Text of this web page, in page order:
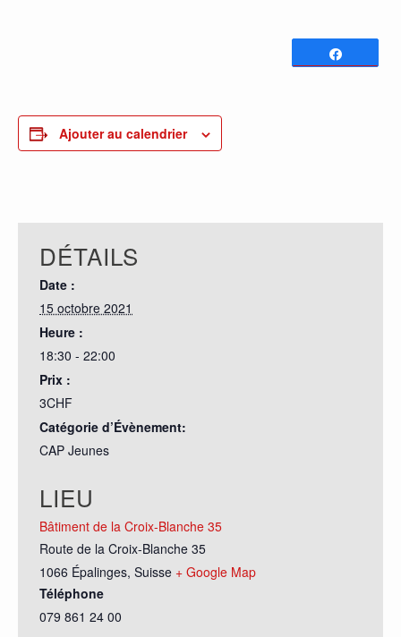
Ajouter au calendrier
DÉTAILS
Date :
15 octobre 2021
Heure :
18:30 - 22:00
Prix :
3CHF
Catégorie d’Évènement:
CAP Jeunes
LIEU
Bâtiment de la Croix-Blanche 35
Route de la Croix-Blanche 35
1066 Épalinges, Suisse + Google Map
Téléphone
079 861 24 00